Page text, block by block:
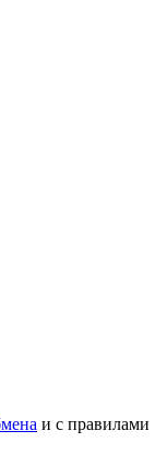
и с правилами